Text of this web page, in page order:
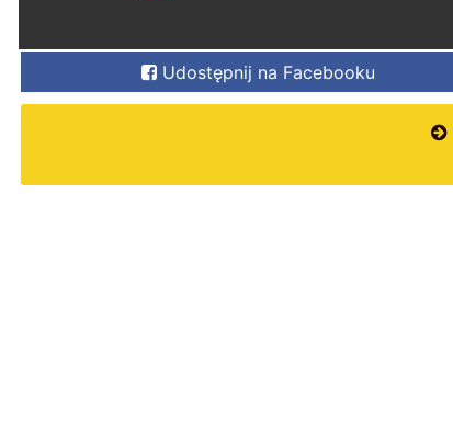
Udostępnij na Facebooku